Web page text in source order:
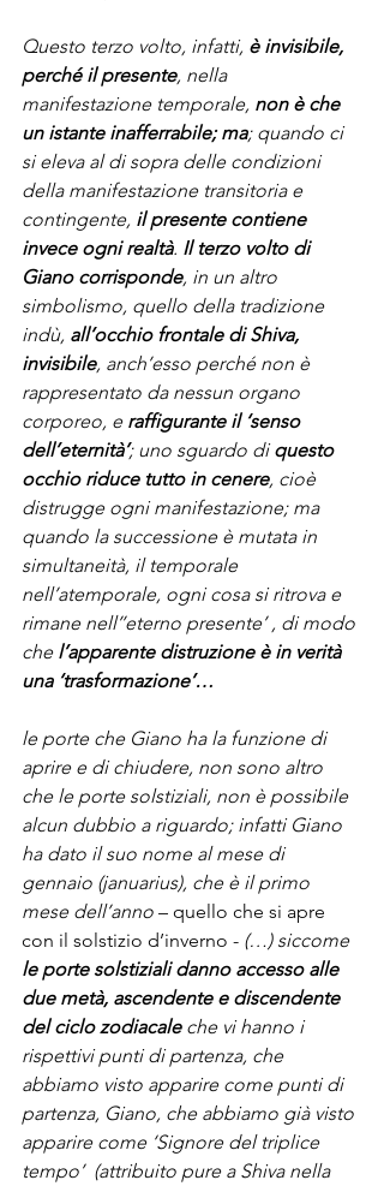
Questo terzo volto, infatti, è invisibile,
perché il presente, nella
manifestazione temporale, non è che
un istante inafferrabile; ma; quando ci
si eleva al di sopra delle condizioni
della manifestazione transitoria e
contingente, il presente contiene
invece ogni realtà. Il terzo volto di
Giano corrisponde, in un altro
simbolismo, quello della tradizione
indù, all’occhio frontale di Shiva,
invisibile, anch’esso perché non è
rappresentato da nessun organo
corporeo, e raffigurante il ‘senso
dell’eternità’; uno sguardo di questo
occhio riduce tutto in cenere, cioè
distrugge ogni manifestazione; ma
quando la successione è mutata in
simultaneità, il temporale
nell’atemporale, ogni cosa si ritrova e
rimane nell’’eterno presente’ , di modo
che l’apparente distruzione è in verità
una ‘trasformazione’…
le porte che Giano ha la funzione di
aprire e di chiudere, non sono altro
che le porte solstiziali, non è possibile
alcun dubbio a riguardo; infatti Giano
ha dato il suo nome al mese di
gennaio (januarius), che è il primo
mese dell’anno – quello che si apre
con il solstizio d’inverno - (…) siccome
le porte solstiziali danno accesso alle
due metà, ascendente e discendente
del ciclo zodiacale che vi hanno i
rispettivi punti di partenza, che
abbiamo visto apparire come punti di
partenza, Giano, che abbiamo già visto
apparire come ‘Signore del triplice
tempo’  (attribuito pure a Shiva nella